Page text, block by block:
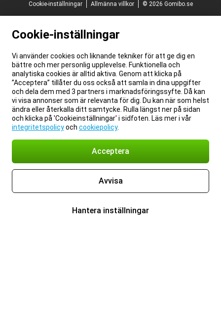
Cookie-inställningar
Allmänna villkor © 2026 Gomibo.se
Cookie-inställningar
Vi använder cookies och liknande tekniker för att ge dig en
bättre och mer personlig upplevelse. Funktionella och
analytiska cookies är alltid aktiva. Genom att klicka på
”Acceptera” tillåter du oss också att samla in dina uppgifter
och dela dem med 3 partners i marknadsföringssyfte. Då kan
vi visa annonser som är relevanta för dig. Du kan när som helst
ändra eller återkalla ditt samtycke. Rulla längst ner på sidan
och klicka på 'Cookieinställningar' i sidfoten. Läs mer i vår
integritetspolicyoch cookiepolicy.
Acceptera
Avvisa
Hantera inställningar